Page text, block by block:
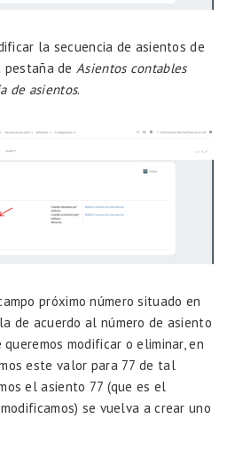
la secuencia de asientos de
pestaña deAsientos contables
de asientos.
próximo número situado en
de acuerdo al número de asiento
modificar o eliminar, en
este valor para 77 de tal
el asiento 77 (que es el
se vuelva a crear uno